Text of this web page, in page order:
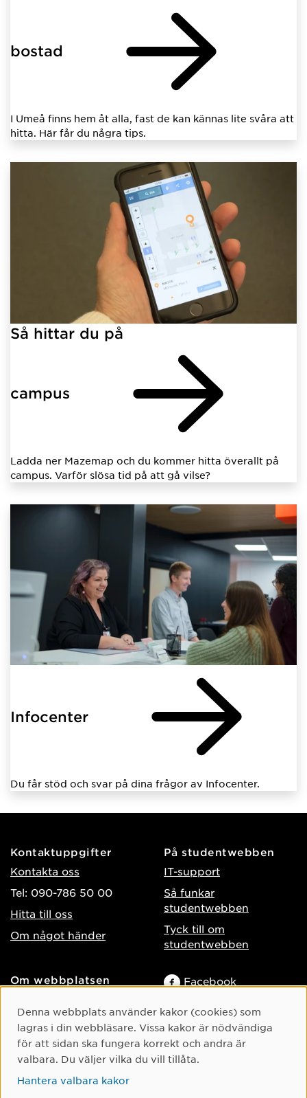
bostad
I Umeå finns hem åt alla, fast de kan kännas lite svåra att
hitta. Här får du några tips.
Så hittar du på
campus
Ladda ner Mazemap och du kommer hitta överallt på
campus. Varför slösa tid på att gå vilse?
Infocenter
Du får stöd och svar på dina frågor av Infocenter.
Kontaktuppgifter
Kontakta oss
Tel: 090-786 50 00
Hitta till oss
Om något händer
På studentwebben
IT-support
Så funkar
studentwebben
Tyck till om
studentwebben
Om webbplatsen
Behandling av
personuppgifter
Hantera kakor
Facebook
TikTok
Youtube
Cookie-samtycke
Denna webbplats använder kakor (cookies) som
lagras i din webbläsare. Vissa kakor är nödvändiga
för att sidan ska fungera korrekt och andra är
valbara. Du väljer vilka du vill tillåta.
Hantera valbara kakor